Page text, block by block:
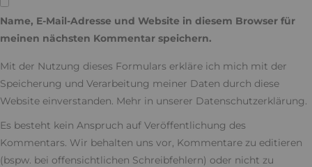
Name, E-Mail-Adresse und Website in diesem Browser für
meinen nächsten Kommentar speichern.
Mit der Nutzung dieses Formulars erkläre ich mich mit der
Speicherung und Verarbeitung meiner Daten durch diese
Website einverstanden. Mehr in unserer Datenschutzerklärung.
Es besteht kein Anspruch auf Veröffentlichung des
Kommentars. Wir behalten uns vor, Kommentare zu editieren
(bspw. bei offensichtlichen Schreibfehlern) oder nicht zu